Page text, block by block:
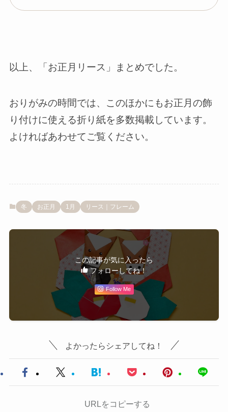
以上、「お正月リース」まとめでした。
おりがみの時間では、このほかにもお正月の飾
り付けに使える折り紙を多数掲載しています。
よければあわせてご覧ください。
冬 お正月 1月 リース｜フレーム
この記事が気に入ったら
フォローしてね！
Follow Me
よかったらシェアしてね！
URLをコピーする